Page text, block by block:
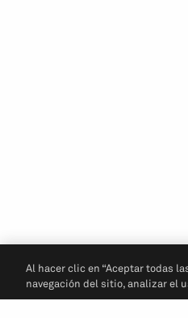
Al hacer clic en “Aceptar todas
navegación del sitio, analizar el